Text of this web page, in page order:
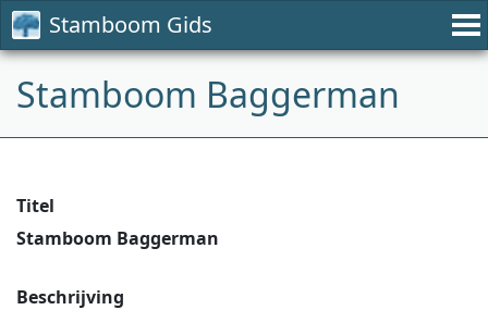
Stamboom Gids
Stamboom Baggerman
Titel
Stamboom Baggerman
Beschrijving